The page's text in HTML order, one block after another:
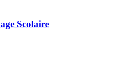
Scolaire